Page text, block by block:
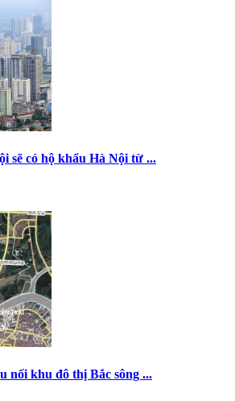
sẽ có hộ khẩu Hà Nội từ ...
nối khu đô thị Bắc sông ...